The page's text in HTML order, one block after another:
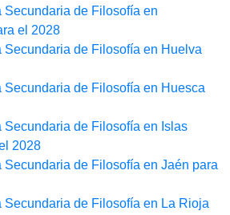
Secundaria de Filosofía en
el 2028
Secundaria de Filosofía en Huelva
Secundaria de Filosofía en Huesca
Secundaria de Filosofía en Islas
2028
Secundaria de Filosofía en Jaén para
Secundaria de Filosofía en La Rioja